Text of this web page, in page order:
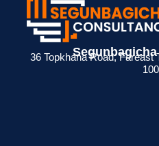
36 Topkhana Road, Fareast
> ব্যক্তিগত আয়কর
রিটার্ন না দিলে কী
> BIN
কী?
সম্পূর্ণ